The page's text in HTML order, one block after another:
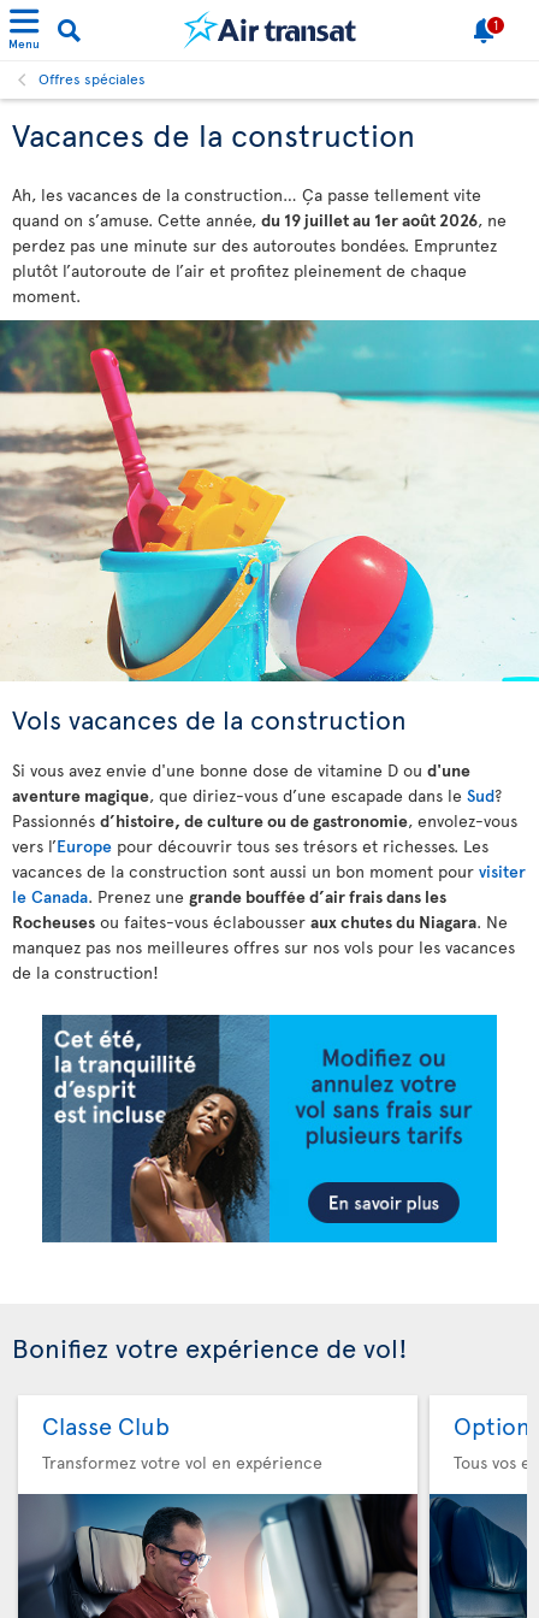
Menu
1
Offres spéciales
Vacances de la construction
Ah, les vacances de la construction… Ça passe tellement vite
quand on s’amuse. Cette année, du 19 juillet au 1er août 2026, ne
perdez pas une minute sur des autoroutes bondées. Empruntez
plutôt l’autoroute de l’air et profitez pleinement de chaque
moment.
Vols vacances de la construction
Si vous avez envie d'une bonne dose de vitamine D ou d'une
aventure magique, que diriez-vous d’une escapade dans le Sud?
Passionnés d’histoire, de culture ou de gastronomie, envolez-vous
vers l’Europe pour découvrir tous ses trésors et richesses. Les
vacances de la construction sont aussi un bon moment pour visiter
le Canada. Prenez une grande bouffée d’air frais dans les
Rocheuses ou faites-vous éclabousser aux chutes du Niagara. Ne
manquez pas nos meilleures offres sur nos vols pour les vacances
de la construction!
Bonifiez votre expérience de vol!
Classe Club
Transformez votre vol en expérience
Option
Tous vos